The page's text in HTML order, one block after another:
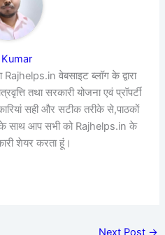
Kumar
वेबसाइट ब्लॉग के द्वारा
तथा सरकारी योजना एवं प्रॉपर्टी
सही और सटीक तरीके से,पाठकों
के साथ आप सभी को Rajhelps.in के
शेयर करता हूं।
Next Post →